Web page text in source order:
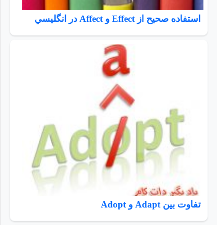
استفاده صحيح از Effect و Affect در انگليسي
تفاوت بین Adapt و Adopt